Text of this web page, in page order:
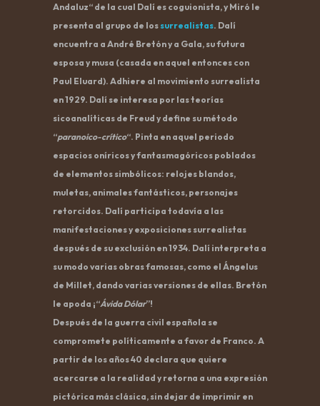
Andaluz“ de la cual Dalí es coguionista, y Miró le
presenta al grupo de lossurrealistas. Dalí
encuentra a André Bretón y a Gala, su futura
esposa y musa (casada en aquel entonces con
Paul Eluard). Adhiere al movimiento surrealista
en 1929. Dalí se interesa por las teorías
sicoanalíticas de Freud y define su método
“paranoico-crítico“. Pinta en aquel periodo
espacios oníricos y fantasmagóricos poblados
de elementos simbólicos: relojes blandos,
muletas, animales fantásticos, personajes
retorcidos. Dalí participa todavía a las
manifestaciones y exposiciones surrealistas
después de su exclusión en 1934. Dalí interpreta a
su modo varias obras famosas, como el Ángelus
de Millet, dando varias versiones de ellas. Bretón
le apoda ¡“Ávida Dólar”!
Después de la guerra civil española se
compromete políticamente a favor de Franco. A
partir de los años 40 declara que quiere
acercarse a la realidad y retorna a una expresión
pictórica más clásica, sin dejar de imprimir en